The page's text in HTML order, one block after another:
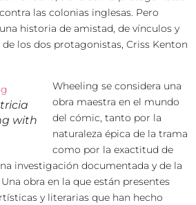
las colonias inglesas. Pero
historia de amistad, de vínculos y
los dos protagonistas, Criss Kenton
with
Wheeling se considera una
obra maestra en el mundo
del cómic, tanto por la
naturaleza épica de la trama
como por la exactitud de
investigación documentada y de la
obra en la que están presentes
y literarias que han hecho